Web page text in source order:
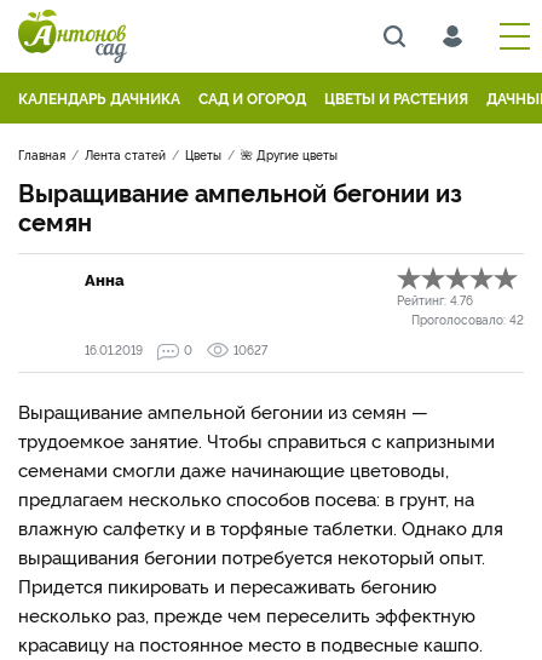
КАЛЕНДАРЬ ДАЧНИКА САД И ОГОРОД ЦВЕТЫ И РАСТЕНИЯ
Главная Лента статей Цветы 🌺 Другие цветы
Выращивание ампельной бегонии из
семян
Анна
Рейтинг: 4.76
Проголосовало: 42
16.01.2019
0 10627
Выращивание ампельной бегонии из семян —
трудоемкое занятие. Чтобы справиться с капризными
семенами смогли даже начинающие цветоводы,
предлагаем несколько способов посева: в грунт, на
влажную салфетку и в торфяные таблетки. Однако для
выращивания бегонии потребуется некоторый опыт.
Придется пикировать и пересаживать бегонию
несколько раз, прежде чем переселить эффектную
красавицу на постоянное место в подвесные кашпо.